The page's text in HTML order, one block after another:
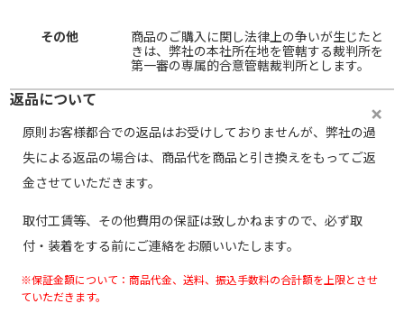
その他
商品のご購入に関し法律上の争いが生じたと
きは、弊社の本社所在地を管轄する裁判所を
第一審の専属的合意管轄裁判所とします。
返品について
原則お客様都合での返品はお受けしておりませんが、弊社の過
失による返品の場合は、商品代を商品と引き換えをもってご返
金させていただきます。
取付工賃等、その他費用の保証は致しかねますので、必ず取
付・装着をする前にご連絡をお願いいたします。
※保証金額について：商品代金、送料、振込手数料の合計額を上限とさせ
ていただきます。